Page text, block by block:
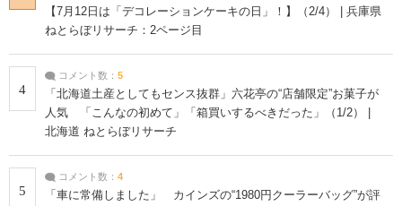
【7月12日は「デコレーションケーキの日」！】（2/4） | 兵庫県
ねとらぼリサーチ：2ページ目
4
コメント数： 5
「北海道土産としてもセンス抜群」六花亭の“店舗限定”お菓子が
人気 「こんなの初めて」「箱買いするべきだった」（1/2） |
北海道 ねとらぼリサーチ
5
コメント数： 4
「車に常備しました」 カインズの“1980円クーラーバッグ”が評